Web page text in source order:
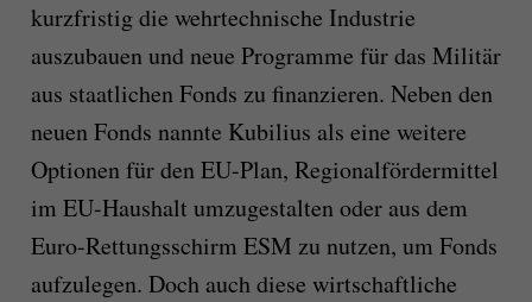
kurzfristig die wehrtechnische Industrie
auszubauen und neue Programme für das Militär
aus staatlichen Fonds zu finanzieren. Neben den
neuen Fonds nannte Kubilius als eine weitere
Optionen für den EU-Plan, Regionalfördermittel
im EU-Haushalt umzugestalten oder aus dem
Euro-Rettungsschirm ESM zu nutzen, um Fonds
aufzulegen. Doch auch diese wirtschaftliche